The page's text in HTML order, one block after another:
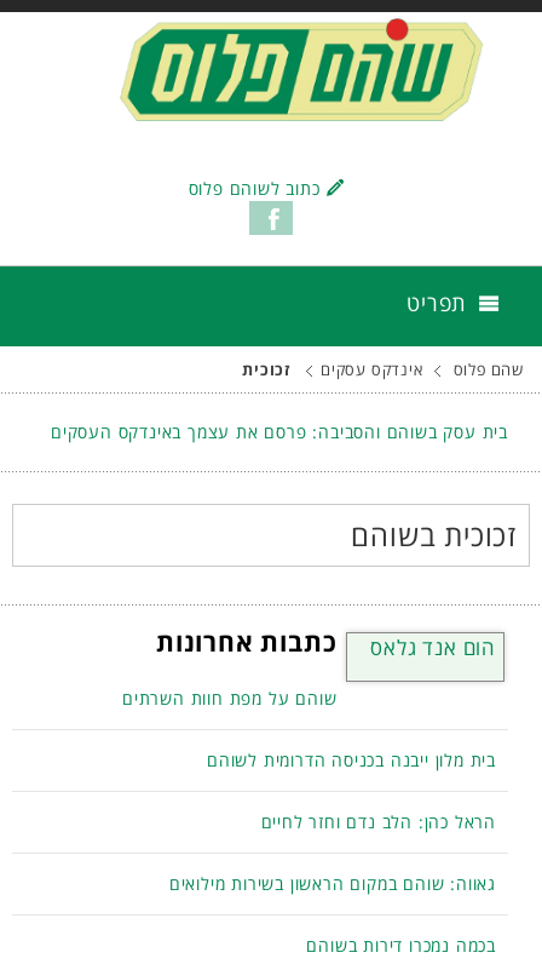
כתוב לשוהם פלוס
תפריט
שהם פלוס אינדקס עסקים זכוכית
בית עסק בשוהם והסביבה: פרסם את עצמך באינדקס העסקים
זכוכית בשוהם
הום אנד גלאס כתבות אחרונות
שוהם על מפת חוות השרתים
בית מלון ייבנה בכניסה הדרומית לשוהם
הראל כהן: הלב נדם וחזר לחיים
גאווה: שוהם במקום הראשון בשירות מילואים
בכמה נמכרו דירות בשוהם